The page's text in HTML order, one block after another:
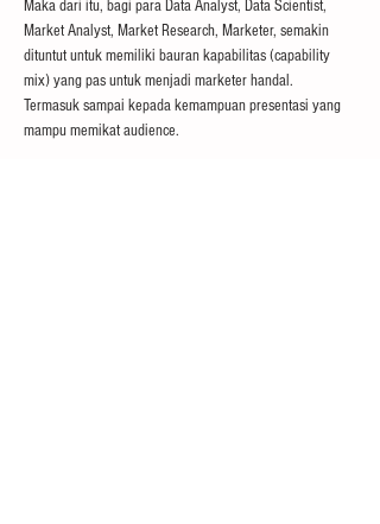
Maka dari itu, bagi para Data Analyst, Data Scientist,
Market Analyst, Market Research, Marketer, semakin
dituntut untuk memiliki bauran kapabilitas (capability
mix) yang pas untuk menjadi marketer handal.
Termasuk sampai kepada kemampuan presentasi yang
mampu memikat audience.